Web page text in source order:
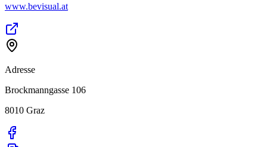
www.bevisual.at
Adresse
Brockmanngasse 106
8010 Graz